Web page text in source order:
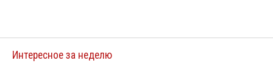
Интересное за неделю